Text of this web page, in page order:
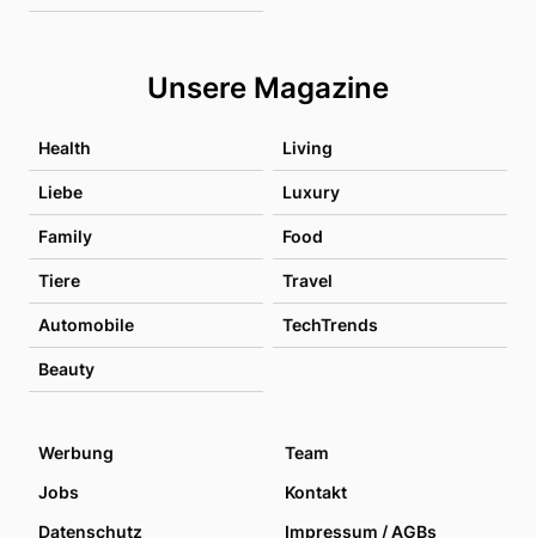
Unsere Magazine
Health Living
Liebe Luxury
Family Food
Tiere Travel
Automobile TechTrends
Beauty
Werbung
Team
Jobs
Kontakt
Datenschutz
Impressum / AGBs